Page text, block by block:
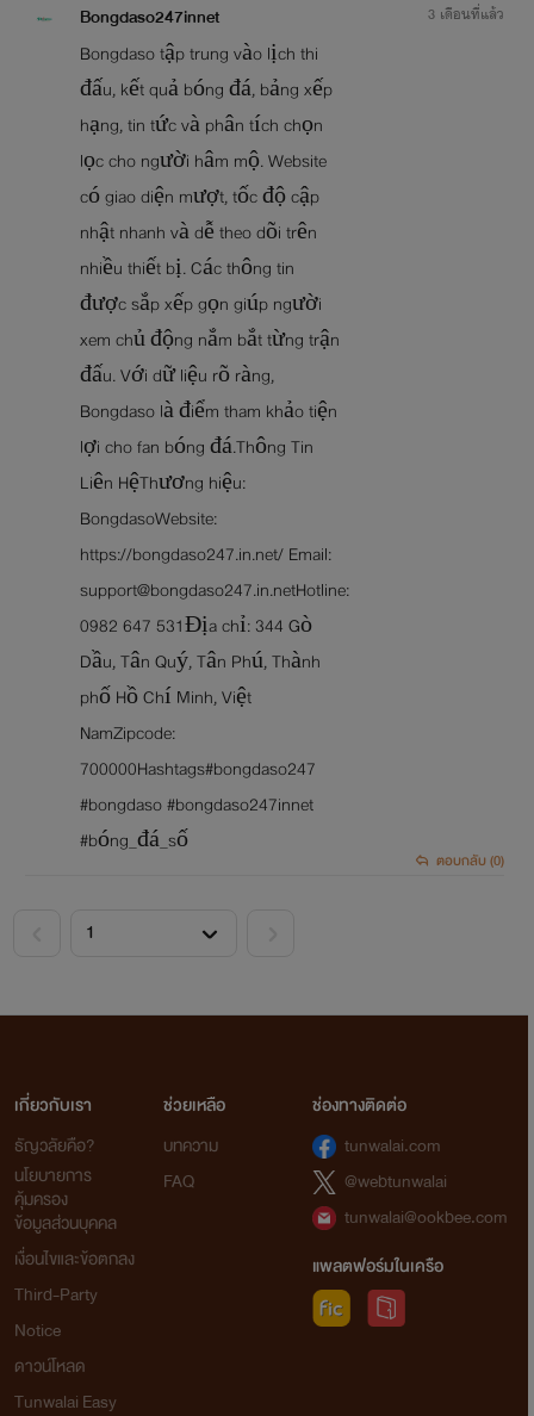
Bongdaso247innet
Bongdaso tập trung vào lịch thi
đấu, kết quả bóng đá, bảng xếp
hạng, tin tức và phân tích chọn
lọc cho người hâm mộ. Website
có giao diện mượt, tốc độ cập
nhật nhanh và dễ theo dõi trên
nhiều thiết bị. Các thông tin
được sắp xếp gọn giúp người
xem chủ động nắm bắt từng trận
đấu. Với dữ liệu rõ ràng,
Bongdaso là điểm tham khảo tiện
lợi cho fan bóng đá.Thông Tin
Liên HệThương hiệu:
BongdasoWebsite:
https://bongdaso247.in.net/ Email:
support@bongdaso247.in.netHotline:
0982 647 531Địa chỉ: 344 Gò
Dầu, Tân Quý, Tân Phú, Thành
phố Hồ Chí Minh, Việt
NamZipcode:
700000Hashtags#bongdaso247
#bongdaso #bongdaso247innet
#bóng_đá_số
3 เดือนที่แล้ว
ตอบกลับ (0)
เกี่ยวกับเรา
ธัญวลัยคือ?
นโยบายการ
คุ้มครอง
ข้อมูลส่วนบุคคล
เงื่อนไขและข้อตกลง
Third-Party
Notice
ดาวน์โหลด
Tunwalai Easy
ช่วยเหลือ
บทความ
FAQ
ช่องทางติดต่อ
tunwalai.com
@webtunwalai
tunwalai@ookbee.com
แพลตฟอร์มในเครือ